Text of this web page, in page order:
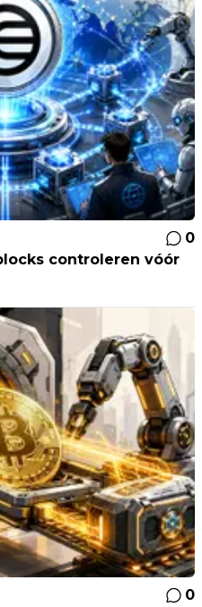
0
controleren vóór
0